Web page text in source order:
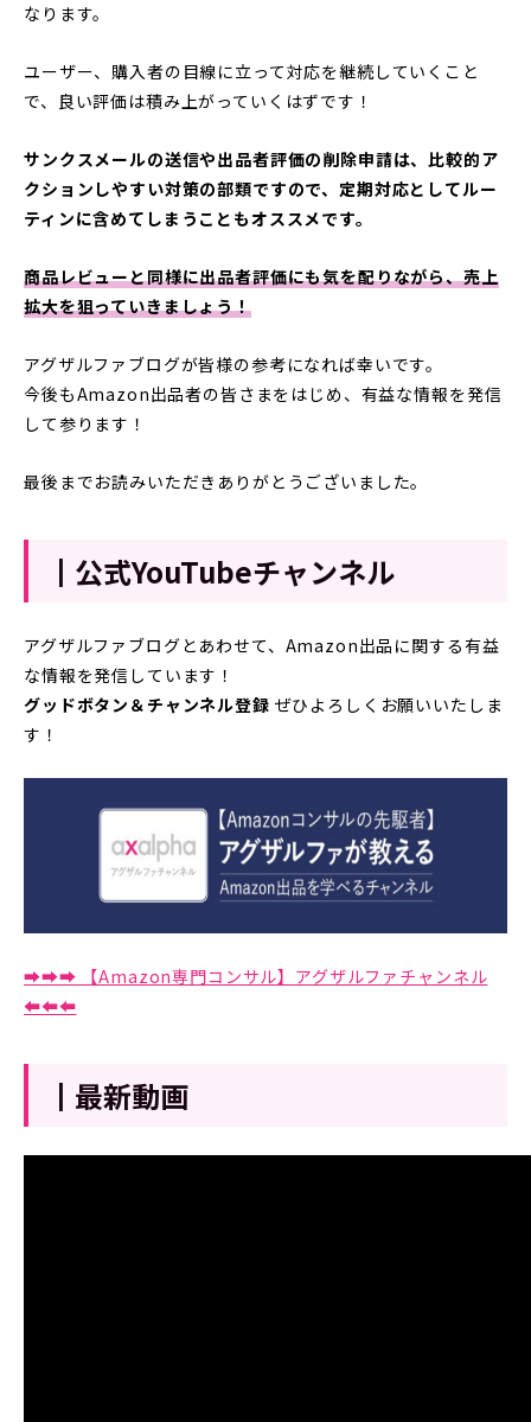
なります。
ユーザー、購入者の目線に立って対応を継続していくこと
で、良い評価は積み上がっていくはずです！
サンクスメールの送信や出品者評価の削除申請は、比較的ア
クションしやすい対策の部類ですので、定期対応としてルー
ティンに含めてしまうこともオススメです。
商品レビューと同様に出品者評価にも気を配りながら、売上
拡大を狙っていきましょう！
アグザルファブログが皆様の参考になれば幸いです。
今後もAmazon出品者の皆さまをはじめ、有益な情報を発信
して参ります！
最後までお読みいただきありがとうございました。
┃公式YouTubeチャンネル
アグザルファブログとあわせて、Amazon出品に関する有益
な情報を発信しています！
グッドボタン＆チャンネル登録 ぜひよろしくお願いいたしま
す！
➡︎➡︎➡︎ 【Amazon専門コンサル】アグザルファチャンネル
⬅︎⬅︎⬅︎
┃最新動画